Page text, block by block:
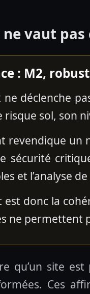
vaut
: M2,
déclenche
risque sol, son
revendique
sécurité
et l’analyse
donc la
ne permettent
qu’un site
Ces